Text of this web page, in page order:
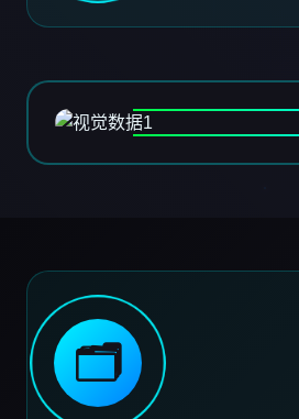
🗂️